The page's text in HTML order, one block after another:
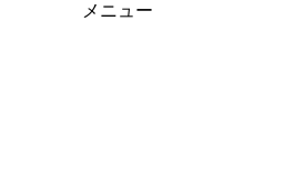
メニュー